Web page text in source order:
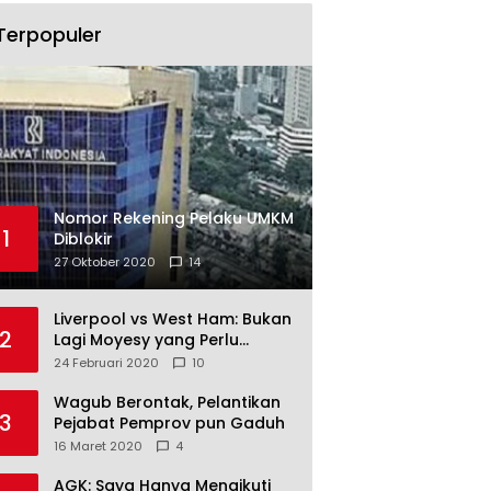
1
Nomor Rekening Pelaku UMKM
Diblokir
27 Oktober 2020 14
2
Liverpool vs West Ham: Bukan
Lagi Moyesy yang Perlu
Ditakuti
24 Februari 2020 10
3
Wagub Berontak, Pelantikan
Pejabat Pemprov pun Gaduh
16 Maret 2020 4
AGK: Saya Hanya Mengikuti